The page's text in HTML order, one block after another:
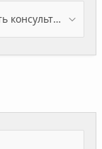
Скільки членів сім’ї крім Вас потребують консультації? / Wieviele Familienmitglieder brauchen Beratung - zusätzlich zu Ihnen?